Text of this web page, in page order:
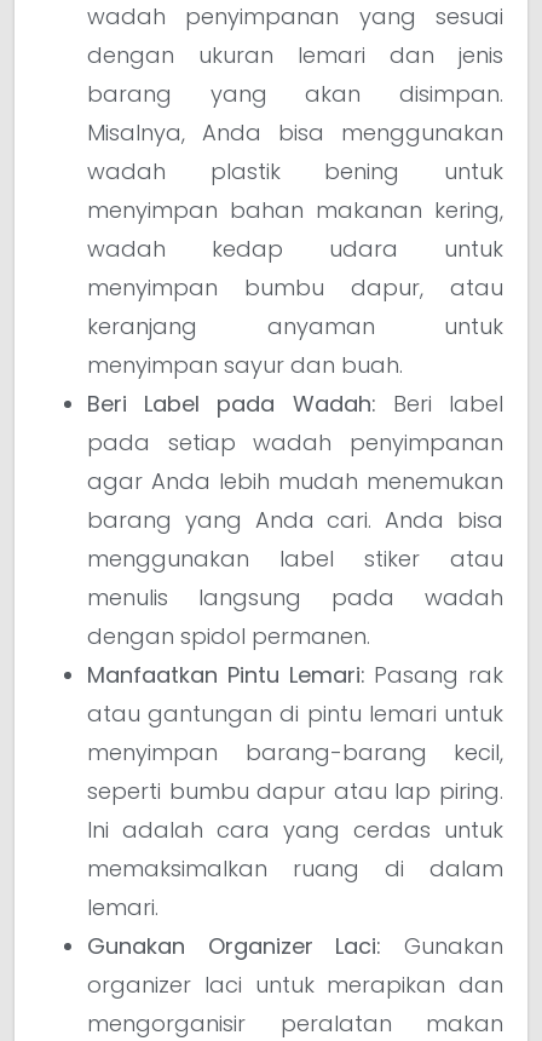
wadah penyimpanan yang sesuai
dengan ukuran lemari dan jenis
barang yang akan disimpan.
Misalnya, Anda bisa menggunakan
wadah plastik bening untuk
menyimpan bahan makanan kering,
wadah kedap udara untuk
menyimpan bumbu dapur, atau
keranjang anyaman untuk
menyimpan sayur dan buah.
Beri Label pada Wadah: Beri label
pada setiap wadah penyimpanan
agar Anda lebih mudah menemukan
barang yang Anda cari. Anda bisa
menggunakan label stiker atau
menulis langsung pada wadah
dengan spidol permanen.
Manfaatkan Pintu Lemari: Pasang rak
atau gantungan di pintu lemari untuk
menyimpan barang-barang kecil,
seperti bumbu dapur atau lap piring.
Ini adalah cara yang cerdas untuk
memaksimalkan ruang di dalam
lemari.
Gunakan Organizer Laci: Gunakan
organizer laci untuk merapikan dan
mengorganisir peralatan makan